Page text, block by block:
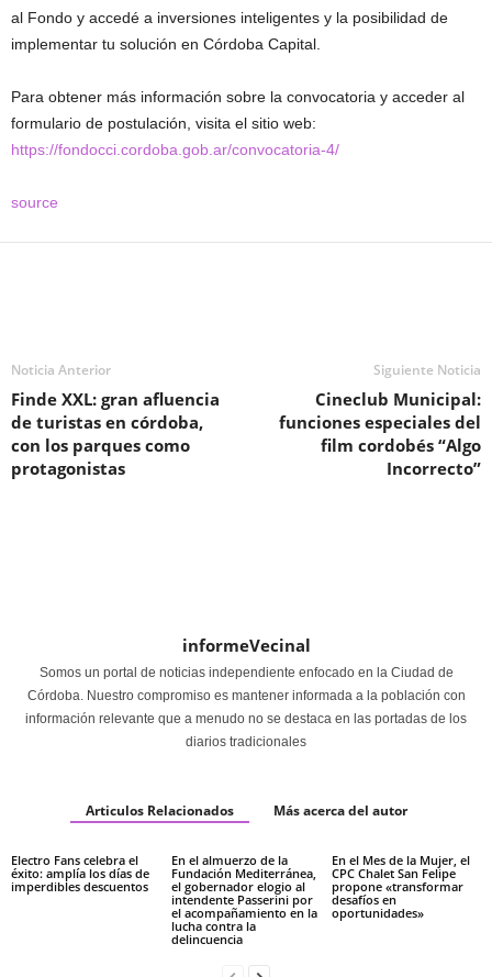
al Fondo y accedé a inversiones inteligentes y la posibilidad de
implementar tu solución en Córdoba Capital.
Para obtener más información sobre la convocatoria y acceder al
formulario de postulación, visita el sitio web:
https://fondocci.cordoba.gob.ar/convocatoria-4/
source
Noticia Anterior
Finde XXL: gran afluencia
de turistas en córdoba,
con los parques como
protagonistas
Siguiente Noticia
Cineclub Municipal:
funciones especiales del
film cordobés “Algo
Incorrecto”
informeVecinal
Somos un portal de noticias independiente enfocado en la Ciudad de
Córdoba. Nuestro compromiso es mantener informada a la población con
información relevante que a menudo no se destaca en las portadas de los
diarios tradicionales
Articulos Relacionados Más acerca del autor
Electro Fans celebra el
éxito: amplía los días de
imperdibles descuentos
En el almuerzo de la
Fundación Mediterránea,
el gobernador elogio al
intendente Passerini por
el acompañamiento en la
lucha contra la
delincuencia
En el Mes de la Mujer, el
CPC Chalet San Felipe
propone «transformar
desafíos en
oportunidades»